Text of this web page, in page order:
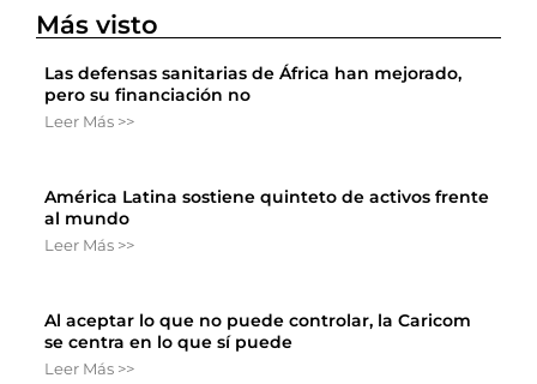
Más visto
Las defensas sanitarias de África han mejorado,
pero su financiación no
Leer Más >>
América Latina sostiene quinteto de activos frente
al mundo
Leer Más >>
Al aceptar lo que no puede controlar, la Caricom
se centra en lo que sí puede
Leer Más >>